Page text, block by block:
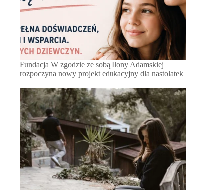
Fundacja W zgodzie ze sobą Ilony Adamskiej
rozpoczyna nowy projekt edukacyjny dla nastolatek